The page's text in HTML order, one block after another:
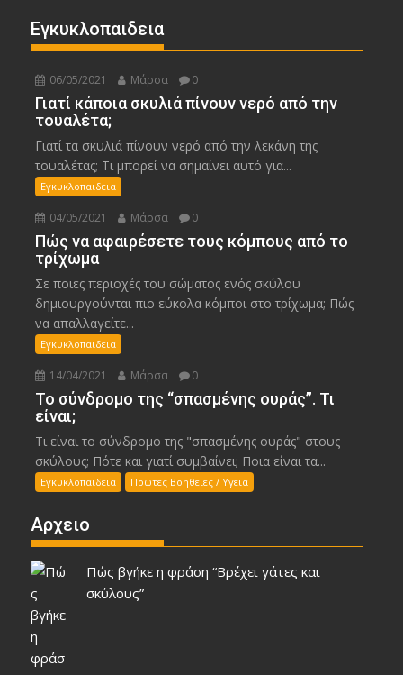
Εγκυκλοπαιδεια
06/05/2021 Μάρσα 0
Γιατί κάποια σκυλιά πίνουν νερό από την
τουαλέτα;
Γιατί τα σκυλιά πίνουν νερό από την λεκάνη της
τουαλέτας; Τι μπορεί να σημαίνει αυτό για...
Εγκυκλοπαιδεια
04/05/2021 Μάρσα 0
Πώς να αφαιρέσετε τους κόμπους από το
τρίχωμα
Σε ποιες περιοχές του σώματος ενός σκύλου
δημιουργούνται πιο εύκολα κόμποι στο τρίχωμα; Πώς
να απαλλαγείτε...
Εγκυκλοπαιδεια
14/04/2021 Μάρσα 0
Το σύνδρομο της “σπασμένης ουράς”. Τι
είναι;
Τι είναι το σύνδρομο της "σπασμένης ουράς" στους
σκύλους; Πότε και γιατί συμβαίνει; Ποια είναι τα...
Εγκυκλοπαιδεια Πρωτες Βοηθειες / Υγεια
Αρχειο
Πώς βγήκε η φράση “Βρέχει γάτες και
σκύλους”